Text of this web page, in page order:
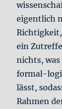
eigentlich
ein
nichts,
formal-
lässt,
Rahmen